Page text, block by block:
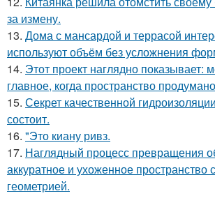
за измену.
13. Дома с мансардой и террасой
используют объём без усложнения
14. Этот проект наглядно показывает:
главное, когда пространство
15. Секрет качественной
состоит.
16. "Это киану ривз.
17. Наглядный процесс превращения
аккуратное и ухоженное пространство
геометрией.